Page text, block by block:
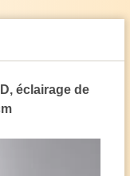
éclairage de